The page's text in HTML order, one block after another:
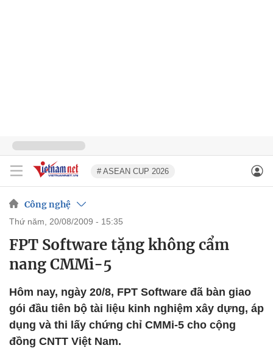
# ASEAN CUP 2026
Công nghệ
thứ năm, 20/08/2009 - 15:35
FPT Software tặng không cẩm
nang CMMi-5
Hôm nay, ngày 20/8, FPT Software đã bàn giao
gói đầu tiên bộ tài liệu kinh nghiệm xây dựng, áp
dụng và thi lấy chứng chỉ CMMi-5 cho cộng
đồng CNTT Việt Nam.